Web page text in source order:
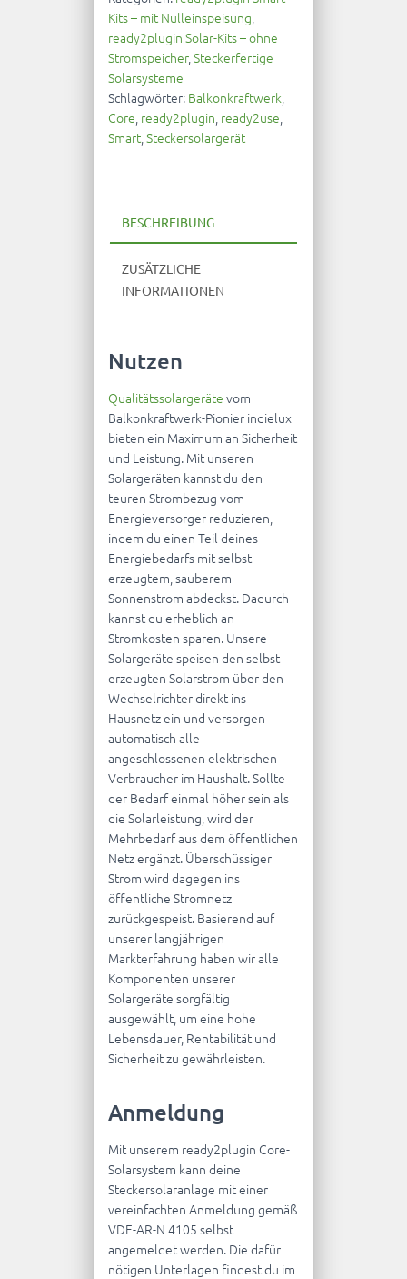
Kits – mit Nulleinspeisung,
ready2plugin Solar-Kits – ohne
Stromspeicher,Steckerfertige
Solarsysteme
Schlagwörter: Balkonkraftwerk,
Core, ready2plugin, ready2use,
Smart,Steckersolargerät
BESCHREIBUNG
ZUSÄTZLICHE
INFORMATIONEN
Nutzen
Qualitätssolargeräte vom
Balkonkraftwerk-Pionier indielux
bieten ein Maximum an Sicherheit
und Leistung. Mit unseren
Solargeräten kannst du den
teuren Strombezug vom
Energieversorger reduzieren,
indem du einen Teil deines
Energiebedarfs mit selbst
erzeugtem, sauberem
Sonnenstrom abdeckst. Dadurch
kannst du erheblich an
Stromkosten sparen. Unsere
Solargeräte speisen den selbst
erzeugten Solarstrom über den
Wechselrichter direkt ins
Hausnetz ein und versorgen
automatisch alle
angeschlossenen elektrischen
Verbraucher im Haushalt. Sollte
der Bedarf einmal höher sein als
die Solarleistung, wird der
Mehrbedarf aus dem öffentlichen
Netz ergänzt. Überschüssiger
Strom wird dagegen ins
öffentliche Stromnetz
zurückgespeist. Basierend auf
unserer langjährigen
Markterfahrung haben wir alle
Komponenten unserer
Solargeräte sorgfältig
ausgewählt, um eine hohe
Lebensdauer, Rentabilität und
Sicherheit zu gewährleisten.
Anmeldung
Mit unserem ready2plugin Core-
Solarsystem kann deine
Steckersolaranlage mit einer
vereinfachten Anmeldung gemäß
VDE-AR-N 4105 selbst
angemeldet werden. Die dafür
nötigen Unterlagen findest du im